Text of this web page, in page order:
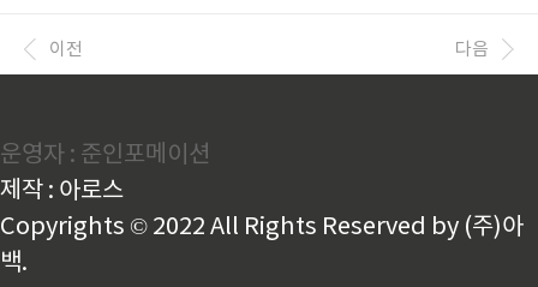
등본, 가족관계증명서, 통장사본 등..
시는 이 제도의 적용 대상입니다.📌 2. 2025년 부모급
여 지원 금액만 0세는 100만 원, 만 1세는 50만 원이 매
니다. 2025 부모급여 신청 바로가기👆 📌 4. 부모급여
신청 준비서류신분증, 주민등록등본, 통장사본 등이 필
요하며, 가족관계증명서도 요구될 ..
이전 다음
운영자 : 준인포메이션
제작 : 아로스
Copyrights © 2022 All Rights Reserved by (주)아
백.